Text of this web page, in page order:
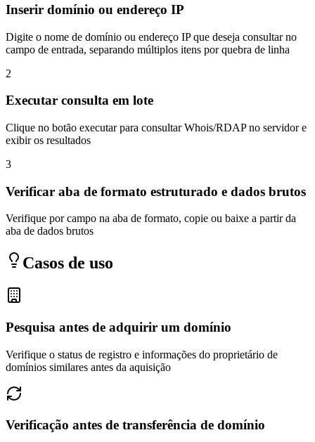
Inserir domínio ou endereço IP
Digite o nome de domínio ou endereço IP que deseja consultar no
campo de entrada, separando múltiplos itens por quebra de linha
2
Executar consulta em lote
Clique no botão executar para consultar Whois/RDAP no servidor e
exibir os resultados
3
Verificar aba de formato estruturado e dados brutos
Verifique por campo na aba de formato, copie ou baixe a partir da
aba de dados brutos
Casos de uso
Pesquisa antes de adquirir um domínio
Verifique o status de registro e informações do proprietário de
domínios similares antes da aquisição
Verificação antes de transferência de domínio